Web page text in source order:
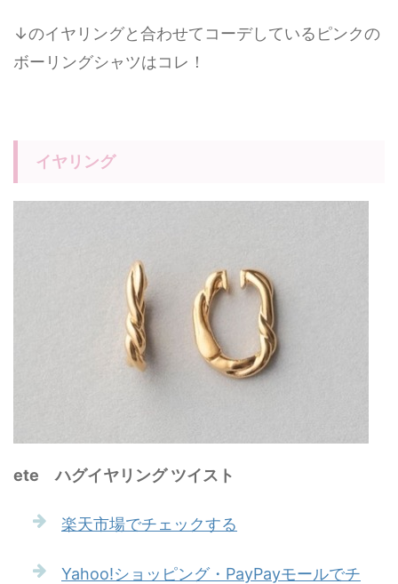
↓のイヤリングと合わせてコーデしているピンクの
ボーリングシャツはコレ！
イヤリング
ete ハグイヤリング ツイスト
楽天市場でチェックする
Yahoo!ショッピング・PayPayモールでチ